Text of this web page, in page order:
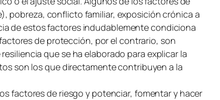
pobreza, conflicto familiar, exposición crónica a
de estos factores indudablemente condiciona
de protección, por el contrario, son
que se ha elaborado para explicar la
son los que directamente contribuyen a la
factores de riesgo y potenciar, fomentar y hacer